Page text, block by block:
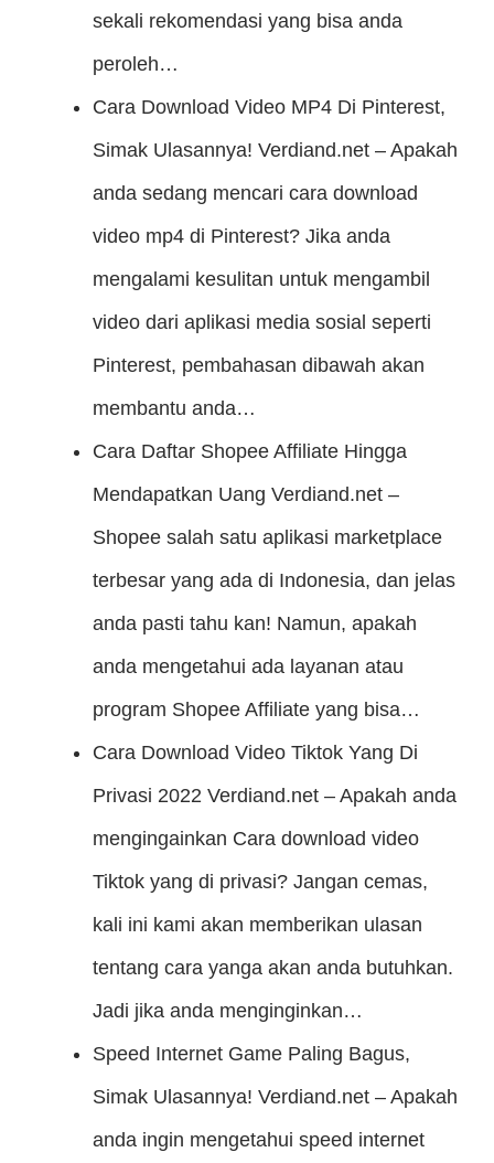
sekali rekomendasi yang bisa anda
peroleh…
Cara Download Video MP4 Di Pinterest,
Simak Ulasannya! Verdiand.net – Apakah
anda sedang mencari cara download
video mp4 di Pinterest? Jika anda
mengalami kesulitan untuk mengambil
video dari aplikasi media sosial seperti
Pinterest, pembahasan dibawah akan
membantu anda…
Cara Daftar Shopee Affiliate Hingga
Mendapatkan Uang Verdiand.net –
Shopee salah satu aplikasi marketplace
terbesar yang ada di Indonesia, dan jelas
anda pasti tahu kan! Namun, apakah
anda mengetahui ada layanan atau
program Shopee Affiliate yang bisa…
Cara Download Video Tiktok Yang Di
Privasi 2022 Verdiand.net – Apakah anda
mengingainkan Cara download video
Tiktok yang di privasi? Jangan cemas,
kali ini kami akan memberikan ulasan
tentang cara yanga akan anda butuhkan.
Jadi jika anda menginginkan…
Speed Internet Game Paling Bagus,
Simak Ulasannya! Verdiand.net – Apakah
anda ingin mengetahui speed internet